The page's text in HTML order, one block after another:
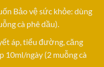
Bảo vệ sức khỏe: dùng
cà phê dầu).
áp, tiểu đường, căng
ngày (2 muỗng cà